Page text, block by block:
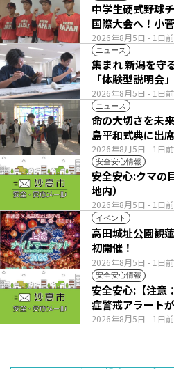
2026年8月5日 - 1日前
中学生硬式野球
国際大会へ！小
ニュース
2026年8月5日 - 1日前
集まれ 新潟を守
「体験型説明会」
ニュース
2026年8月5日 - 1日前
命の大切さを未
島平和式典に出席
安全安心情報
2026年8月5日 - 1日前
安全安心:クマの
地内）
イベント
2026年8月5日 - 1日前
高田城址公園観
初開催！
安全安心情報
2026年8月5日 - 1日前
安全安心:【注意
症警戒アラート